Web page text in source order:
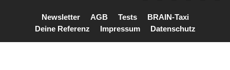
Newsletter AGB Tests
BRAIN-Taxi
Deine Referenz
Impressum Datenschutz